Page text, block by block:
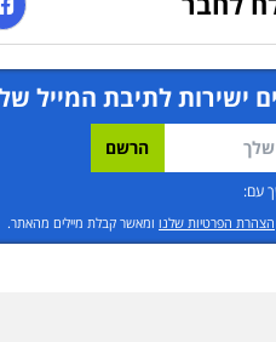
ישירות לתיבת המייל
עם:
הצהרת הפרטיות שלנו ומאשר קבלת מיילים מהאתר.